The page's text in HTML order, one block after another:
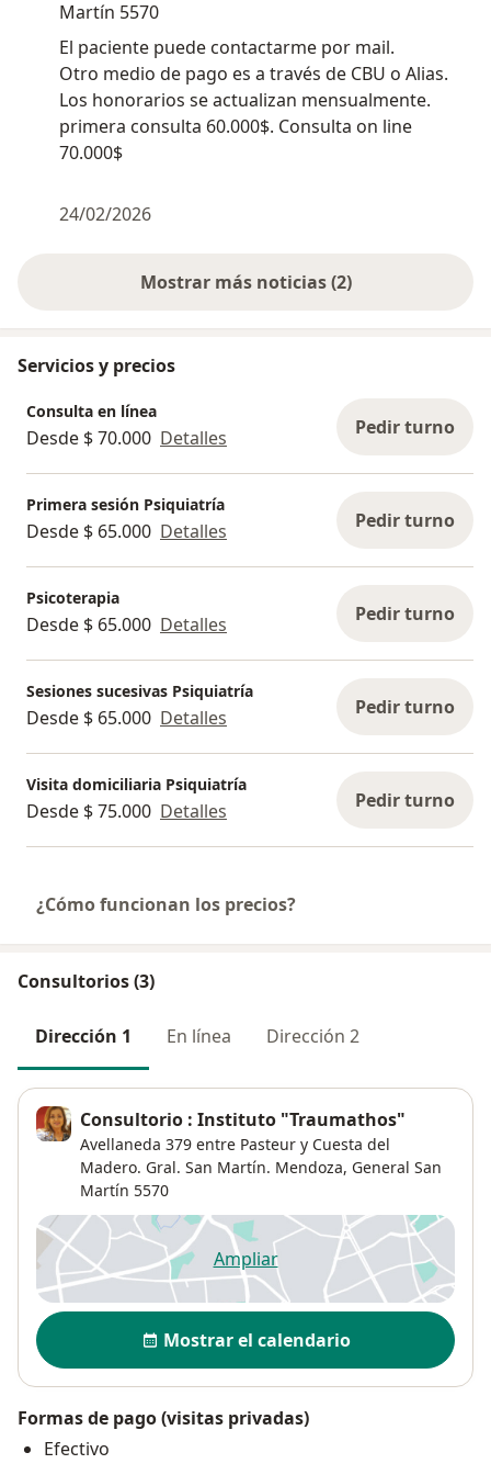
cualquier persona. En caso de imposibilidad de asistir
al consultorio, ofrezco atención en domicilio. Durante
la situación de pandemia, realizo entrevistas vía skype,
zoom, meet o videollamadas. Apoyo psicoterapéutico
en secuelas derivadas del aislamiento obligatorio por
la pandemia: miedos, ansiedad, depresión, trastornos
actual.
Martín 5570
El paciente puede contactarme por mail.
Otro medio de pago es a través de CBU o Alias.
Los honorarios se actualizan mensualmente.
primera consulta 60.000$. Consulta on line
70.000$
24/02/2026
Mostrar más noticias (2)
Servicios y precios
Consulta en línea
Desde $ 70.000 Detalles Pedir turno
Primera sesión Psiquiatría
Desde $ 65.000 Detalles Pedir turno
Psicoterapia
Desde $ 65.000 Detalles Pedir turno
Sesiones sucesivas Psiquiatría
Desde $ 65.000 Detalles Pedir turno
Visita domiciliaria Psiquiatría
Desde $ 75.000 Detalles Pedir turno
¿Cómo funcionan los precios?
Consultorios (3)
Dirección 1 En línea Dirección 2
Consultorio : Instituto "Traumathos"
Avellaneda 379 entre Pasteur y Cuesta del
Madero. Gral. San Martín. Mendoza, General San
Martín 5570
Ampliarse abre en una nueva
Disponibilidad
Mostrar el calendario
Formas de pago (visitas privadas)
Efectivo